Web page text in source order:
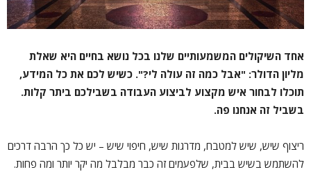
אחד השיקולים המשמעותיים שלנו בכל נושא בחיים היא שאלת
מליון הדולר: "אבל כמה זה עולה לי?". כשיש לכם את כל המידע,
תוכלו לבחור איש מקצוע לביצוע העבודה בשבילכם ביתר קלות.
בשביל זה אנחנו פה.
ריצוף שיש, שיש למטבח, מדרגות שיש, חיפוי שיש – יש כל כך הרבה דרכים
להשתמש בשיש בבית, שלפעמים זה כבר מבלבל מה יקר יותר ומה פחות.